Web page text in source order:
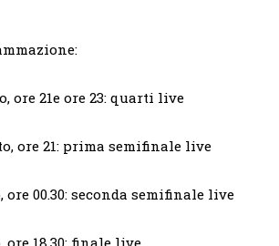
ore 21e ore 23: quarti live
ore 21: prima semifinale live
ore 00.30: seconda semifinale live
ore 18.30: finale live